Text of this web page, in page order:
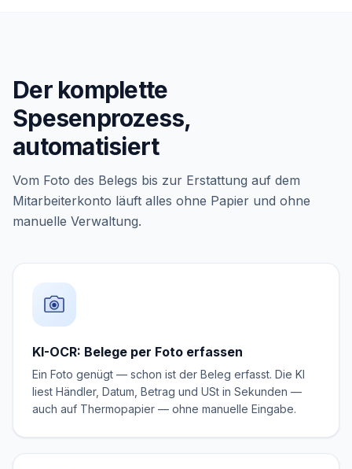
Der komplette
Spesenprozess,
automatisiert
Vom Foto des Belegs bis zur Erstattung auf dem
Mitarbeiterkonto läuft alles ohne Papier und ohne
manuelle Verwaltung.
KI-OCR: Belege per Foto erfassen
Ein Foto genügt — schon ist der Beleg erfasst. Die KI
liest Händler, Datum, Betrag und USt in Sekunden —
auch auf Thermopapier — ohne manuelle Eingabe.